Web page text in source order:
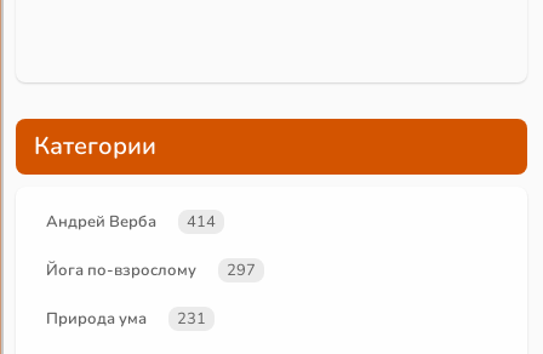
Категории
Андрей Верба 414
Йога по-взрослому 297
Природа ума 231